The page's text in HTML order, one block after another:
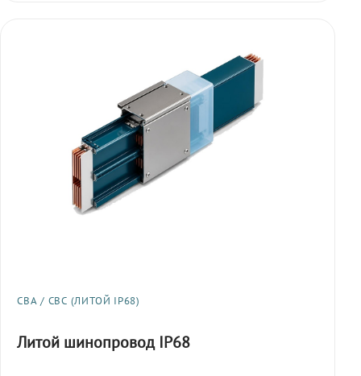
СВА / СВС (ЛИТОЙ IP68)
Литой шинопровод IP68